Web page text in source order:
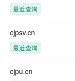
最近查询
cjpsv.cn
最近查询
cjpu.cn